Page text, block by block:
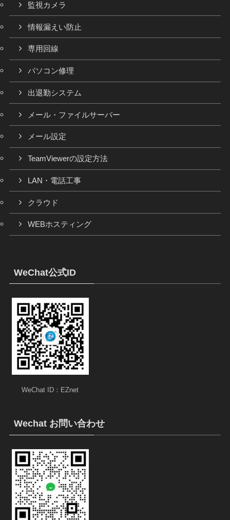
監視カメラ
情報漏えい防止
専用回線
パソコン修理
出退勤システム
メール・ファイルサーバー
メール設定
TeamViewerの設定方法
LAN・電話工事
クラウド
WEBホスティング
WeChat公式ID
WeChat ID：EZnet
Wechat お問い合わせ